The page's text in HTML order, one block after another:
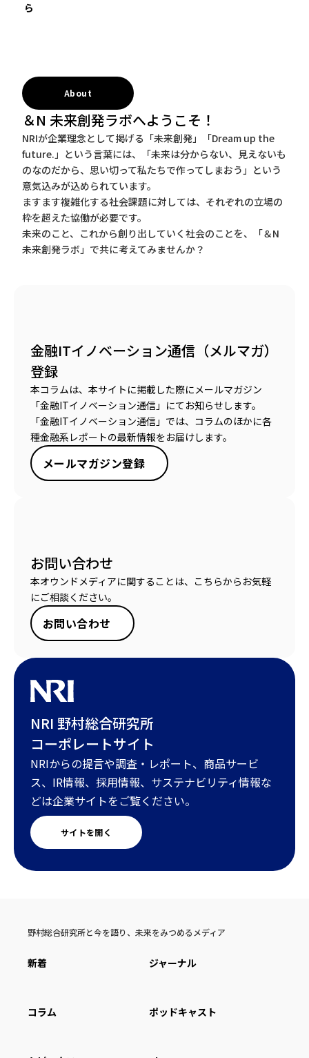
ら
About
＆N 未来創発ラボへようこそ！
NRIが企業理念として掲げる「未来創発」「Dream up the
future.」という言葉には、「未来は分からない、見えないも
のなのだから、思い切って私たちで作ってしまおう」という
意気込みが込められています。
ますます複雑化する社会課題に対しては、それぞれの立場の
枠を超えた協働が必要です。
未来のこと、これから創り出していく社会のことを、「＆N
未来創発ラボ」で共に考えてみませんか？
金融ITイノベーション通信（メルマガ）
登録
本コラムは、本サイトに掲載した際にメールマガジン
「金融ITイノベーション通信」にてお知らせします。
「金融ITイノベーション通信」では、コラムのほかに各
種金融系レポートの最新情報をお届けします。
メールマガジン登録
お問い合わせ
本オウンドメディアに関することは、こちらからお気軽
にご相談ください。
お問い合わせ
NRI 野村総合研究所
コーポレートサイト
NRIからの提言や調査・レポート、商品サービ
ス、IR情報、採用情報、サステナビリティ情報な
どは企業サイトをご覧ください。
サイトを開く
野村総合研究所と今を語り、未来をみつめるメディア
新着 ジャーナル
コラム ポッドキャスト